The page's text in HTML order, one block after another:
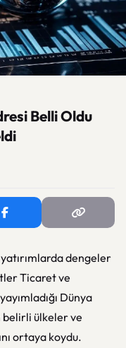
Belli Oldu
dengeler
Ticaret ve
Dünya
belirli ülkeler ve
ortaya koydu.